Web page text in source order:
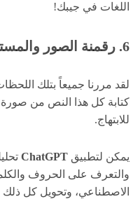
اللغات في جيبك!
6. رقمنة الصور والمستندات
لقد مررنا جميعاً بتلك
كتابة كل هذا النص من
للابتهاج.
يمكن لتطبيق ChatGPT
والتعرف على الحروف
الاصطناعي، وتحويل كل